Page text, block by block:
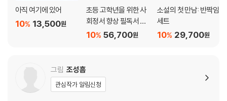
아직 여기에 있어
13,500원
10%
초등 고학년을 위한 사
회정서 향상 필독서 세
트
56,700원
10%
소설의 첫 만남: 반짝임
세트
29,700원
10%
그림 조성흠
관심작가 알림신청